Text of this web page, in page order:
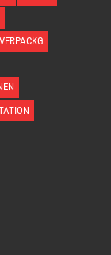
VERPACKG